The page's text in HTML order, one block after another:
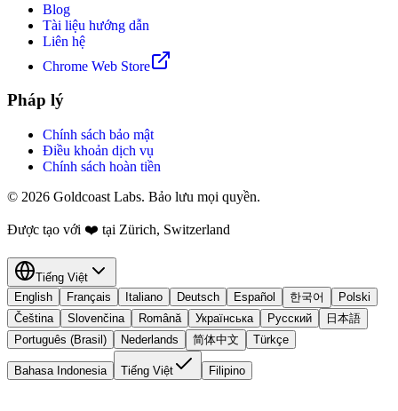
Blog
Tài liệu hướng dẫn
Liên hệ
Chrome Web Store
Pháp lý
Chính sách bảo mật
Điều khoản dịch vụ
Chính sách hoàn tiền
© 2026 Goldcoast Labs. Bảo lưu mọi quyền.
Được tạo với ❤️ tại Zürich, Switzerland
Tiếng Việt
English
Français Italiano Deutsch Español 한국어
Polski
Čeština
Slovenčina Română Українська Русский
日本語
Português (Brasil)
Nederlands 简体中文 Türkçe
Bahasa Indonesia Tiếng Việt Filipino